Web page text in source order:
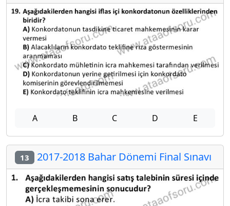
A B C D E
13 2017-2018 Bahar Dönemi Final Sınavı